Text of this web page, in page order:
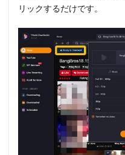
リックするだけです。